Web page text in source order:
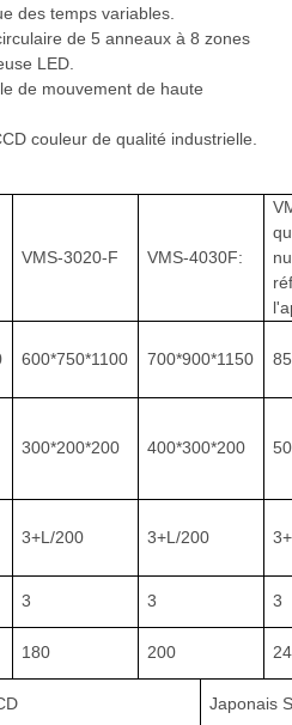
des temps variables.
de 5 anneaux à 8 zones
LED.
de mouvement de haute
couleur de qualité industrielle.
VMS-3020-F VMS-4030F:
600*750*1100 700*900*1150
300*200*200 400*300*200
3+L/200 3+L/200
3 3 3
180 200
Japonais